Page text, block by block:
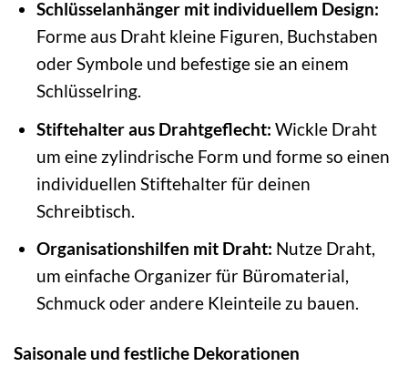
Schlüsselanhänger mit individuellem Design:
Forme aus Draht kleine Figuren, Buchstaben
oder Symbole und befestige sie an einem
Schlüsselring.
Stiftehalter aus Drahtgeflecht: Wickle Draht
um eine zylindrische Form und forme so einen
individuellen Stiftehalter für deinen
Schreibtisch.
Organisationshilfen mit Draht: Nutze Draht,
um einfache Organizer für Büromaterial,
Schmuck oder andere Kleinteile zu bauen.
Saisonale und festliche Dekorationen